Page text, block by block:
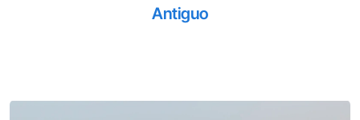
Antiguo